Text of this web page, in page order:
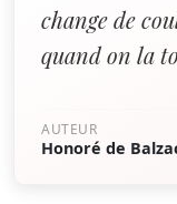
change de
quand on la
AUTEUR
Honoré de